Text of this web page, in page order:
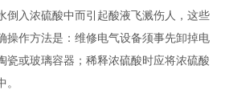
倒入浓硫酸中而引起酸液飞溅伤人，这些
操作方法是：维修电气设备须事先卸掉电
瓷或玻璃容器；稀释浓硫酸时应将浓硫酸